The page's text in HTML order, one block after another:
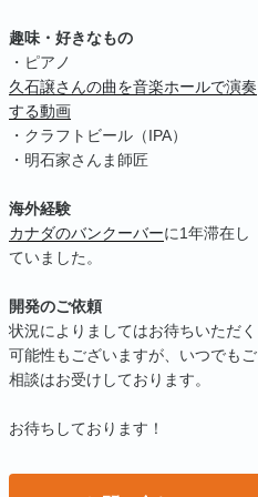
趣味・好きなもの
・ピアノ
久石譲さんの曲を音楽ホールで演奏
する動画
・クラフトビール（IPA）
・明石家さんま師匠
海外経験
カナダのバンクーバーに1年滞在し
ていました。
開発のご依頼
状況によりましてはお待ちいただく
可能性もございますが、いつでもご
相談はお受けしております。
お待ちしております！